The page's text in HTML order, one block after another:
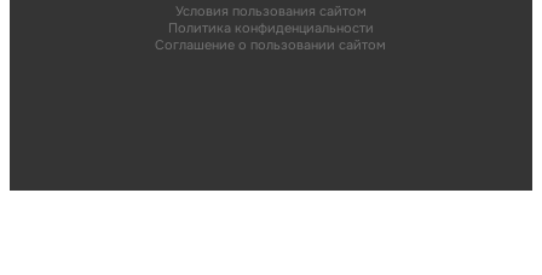
Условия пользования сайтом
Политика конфиденциальности
Соглашение о пользовании сайтом